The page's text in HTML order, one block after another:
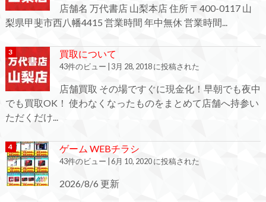
店舗名 万代書店 山梨本店 住所 〒400-0117 山
梨県甲斐市西八幡4415 営業時間 年中無休 営業時間...
買取について
43件のビュー | 3月 28, 2018 に投稿された
店舗買取 その場ですぐに現金化！早朝でも夜中
でも買取OK！ 使わなくなったものをまとめて店舗へ持参い
ただくだけ...
ゲーム WEBチラシ
43件のビュー |6月 10, 2020 に投稿された
2026/8/6 更新